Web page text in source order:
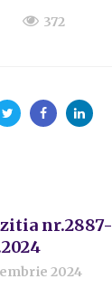
372
nr.2887-
2024